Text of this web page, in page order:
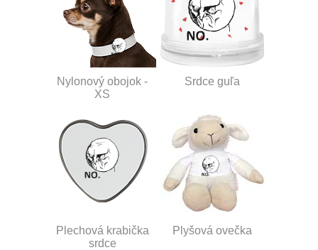
Nylonový obojok -
XS
Srdce guľa
Plechová krabička
srdce
Plyšová ovečka